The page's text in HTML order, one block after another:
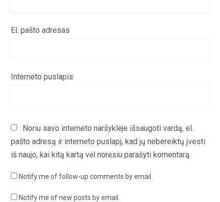
El. pašto adresas
Interneto puslapis
Noriu savo interneto naršyklėje išsaugoti vardą, el.
pašto adresą ir interneto puslapį, kad jų nebereiktų įvesti
iš naujo, kai kitą kartą vėl norėsiu parašyti komentarą.
Notify me of follow-up comments by email.
Notify me of new posts by email.